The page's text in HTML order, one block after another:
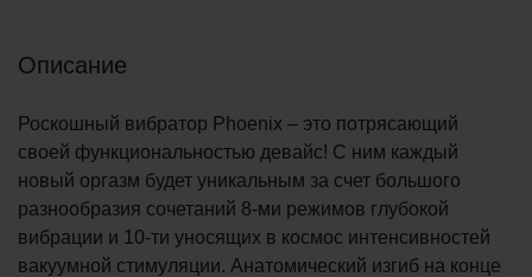
Описание
Роскошный вибратор Phoenix – это потрясающий
своей функциональностью девайс! С ним каждый
новый оргазм будет уникальным за счет большого
разнообразия сочетаний 8-ми режимов глубокой
вибрации и 10-ти уносящих в космос интенсивностей
вакуумной стимуляции. Анатомический изгиб на конце